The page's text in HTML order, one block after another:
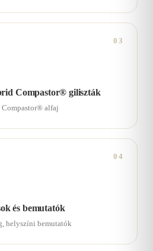
03
Compastor® giliszták
alfaj
04
és bemutatók
helyszíni bemutatók